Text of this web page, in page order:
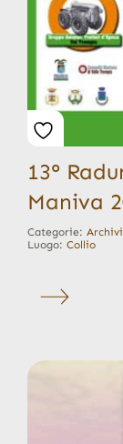
13°
Maniva
Categorie:
Luogo: Collio